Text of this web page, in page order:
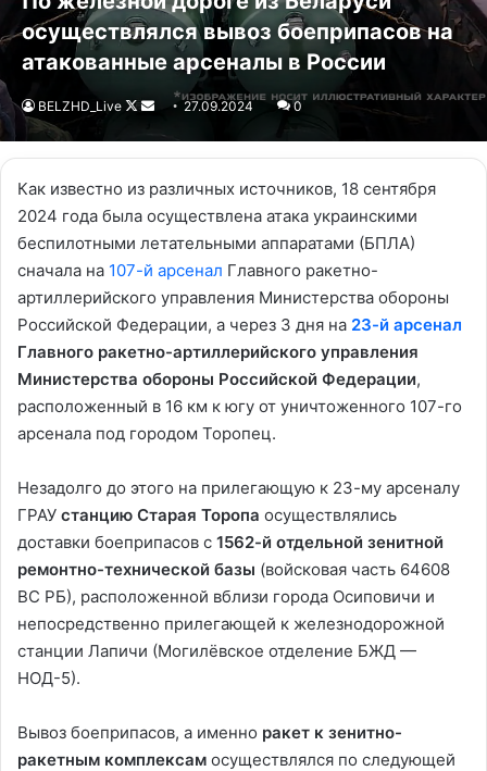
осуществлялся вывоз боеприпасов на
атакованные арсеналы в России
BELZHD_Live
Follow
on
X
Send
an
email
27.09.2024 0
Как известно из различных источников, 18 сентября
2024 года была осуществлена атака украинскими
беспилотными летательными аппаратами (БПЛА)
сначала на 107-й арсенал Главного ракетно-
артиллерийского управления Министерства обороны
Российской Федерации, а через 3 дня на 23-й арсенал
Главного ракетно-артиллерийского управления
Министерства обороны Российской Федерации,
расположенный в 16 км к югу от уничтоженного 107-го
арсенала под городом Торопец.
Незадолго до этого на прилегающую к 23-му арсеналу
ГРАУ станцию Старая Торопа осуществлялись
доставки боеприпасов с 1562-й отдельной зенитной
ремонтно-технической базы (войсковая часть 64608
ВС РБ), расположенной вблизи города Осиповичи и
непосредственно прилегающей к железнодорожной
станции Лапичи (Могилёвское отделение БЖД —
НОД-5).
Вывоз боеприпасов, а именно ракет к зенитно-
ракетным комплексам осуществлялся по следующей